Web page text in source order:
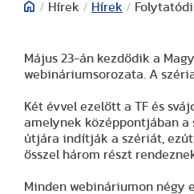
/ Hírek / Hírek /
Május 23-án kezdődik a
webináriumsorozata. A
Két évvel ezelőtt a TF és
amelynek középpontjában
útjára indítják a szériát,
ősszel három részt
Minden webináriumon négy